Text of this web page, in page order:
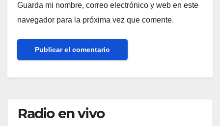
Guarda mi nombre, correo electrónico y web en este
navegador para la próxima vez que comente.
Radio en vivo